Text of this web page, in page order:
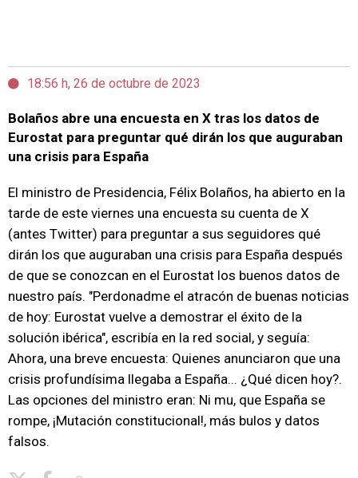
18:56 h, 26 de octubre de 2023
Bolaños abre una encuesta en X tras los datos de
Eurostat para preguntar qué dirán los que auguraban
una crisis para España
El ministro de Presidencia, Félix Bolaños, ha abierto en la
tarde de este viernes una encuesta su cuenta de X
(antes Twitter) para preguntar a sus seguidores qué
dirán los que auguraban una crisis para España después
de que se conozcan en el Eurostat los buenos datos de
nuestro país. "Perdonadme el atracón de buenas noticias
de hoy: Eurostat vuelve a demostrar el éxito de la
solución ibérica", escribía en la red social, y seguía:
Ahora, una breve encuesta: Quienes anunciaron que una
crisis profundísima llegaba a España... ¿Qué dicen hoy?.
Las opciones del ministro eran: Ni mu, que España se
rompe, ¡Mutación constitucional!, más bulos y datos
falsos.